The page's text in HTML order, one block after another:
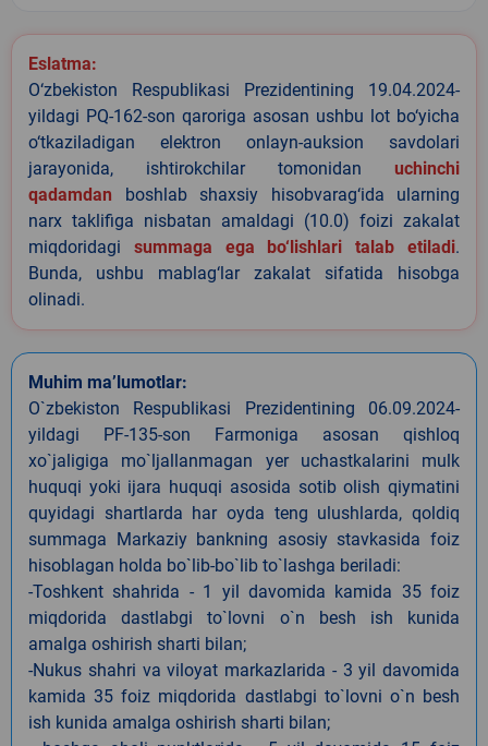
Eslatma:
O‘zbekiston Respublikasi Prezidentining 19.04.2024-
yildagi PQ-162-son qaroriga asosan ushbu lot bo‘yicha
o‘tkaziladigan elektron onlayn-auksion savdolari
jarayonida, ishtirokchilar tomonidan uchinchi
qadamdan boshlab shaxsiy hisobvarag‘ida ularning
narx taklifiga nisbatan amaldagi (10.0) foizi zakalat
miqdoridagi summaga ega bo‘lishlari talab etiladi.
Bunda, ushbu mablag‘lar zakalat sifatida hisobga
olinadi.
Muhim ma’lumotlar:
O`zbekiston Respublikasi Prezidentining 06.09.2024-
yildagi PF-135-son Farmoniga asosan qishloq
xo`jaligiga mo`ljallanmagan yer uchastkalarini mulk
huquqi yoki ijara huquqi asosida sotib olish qiymatini
quyidagi shartlarda har oyda teng ulushlarda, qoldiq
summaga Markaziy bankning asosiy stavkasida foiz
hisoblagan holda bo`lib-bo`lib to`lashga beriladi:
-Toshkent shahrida - 1 yil davomida kamida 35 foiz
miqdorida dastlabgi to`lovni o`n besh ish kunida
amalga oshirish sharti bilan;
-Nukus shahri va viloyat markazlarida - 3 yil davomida
kamida 35 foiz miqdorida dastlabgi to`lovni o`n besh
ish kunida amalga oshirish sharti bilan;